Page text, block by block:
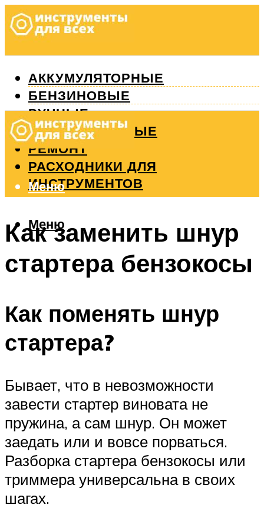
АККУМУЛЯТОРНЫЕ
БЕНЗИНОВЫЕ
РУЧНЫЕ
ИЗМЕРИТЕЛЬНЫЕ
РЕМОНТ
РАСХОДНИКИ ДЛЯ
ИНСТРУМЕНТОВ
Меню
Меню
Как заменить шнур
стартера бензокосы
Как поменять шнур
стартера?
Бывает, что в невозможности
завести стартер виновата не
пружина, а сам шнур. Он может
заедать или и вовсе порваться.
Разборка стартера бензокосы или
триммера универсальна в своих
шагах.